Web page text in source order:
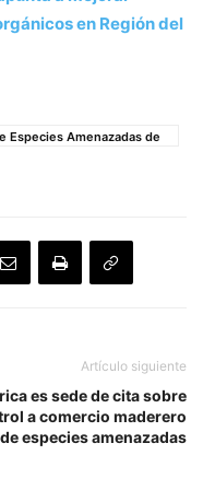
en Región del
Especies Amenazadas de
Artículo siguiente
es sede de cita sobre
a comercio maderero
de especies amenazadas